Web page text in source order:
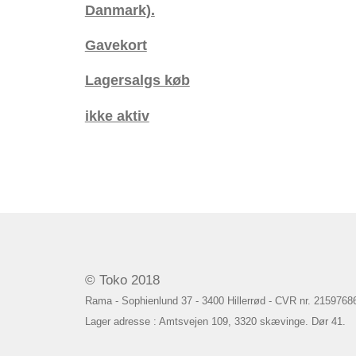
Danmark).
Gavekort
Lagersalgs køb
ikke aktiv
© Toko 2018
Rama - Sophienlund 37 - 3400 Hillerrød - CVR nr.
Lager adresse : Amtsvejen 109, 3320 skævinge. Dør 41.